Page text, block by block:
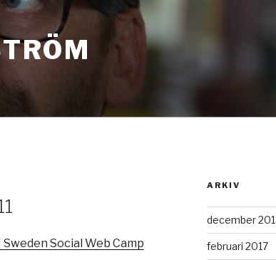
Social Web Camp
ARKIV
december
februari 2017